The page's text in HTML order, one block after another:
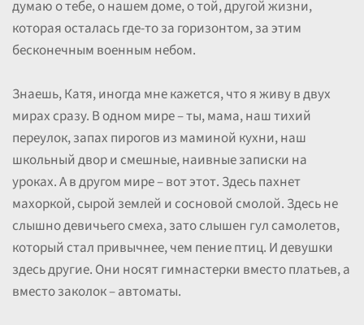
думаю о тебе, о нашем доме, о той, другой жизни,
которая осталась где-то за горизонтом, за этим
бесконечным военным небом.
Знаешь, Катя, иногда мне кажется, что я живу в двух
мирах сразу. В одном мире – ты, мама, наш тихий
переулок, запах пирогов из маминой кухни, наш
школьный двор и смешные, наивные записки на
уроках. А в другом мире – вот этот. Здесь пахнет
махоркой, сырой землей и сосновой смолой. Здесь не
слышно девичьего смеха, зато слышен гул самолетов,
который стал привычнее, чем пение птиц. И девушки
здесь другие. Они носят гимнастерки вместо платьев, а
вместо заколок – автоматы.